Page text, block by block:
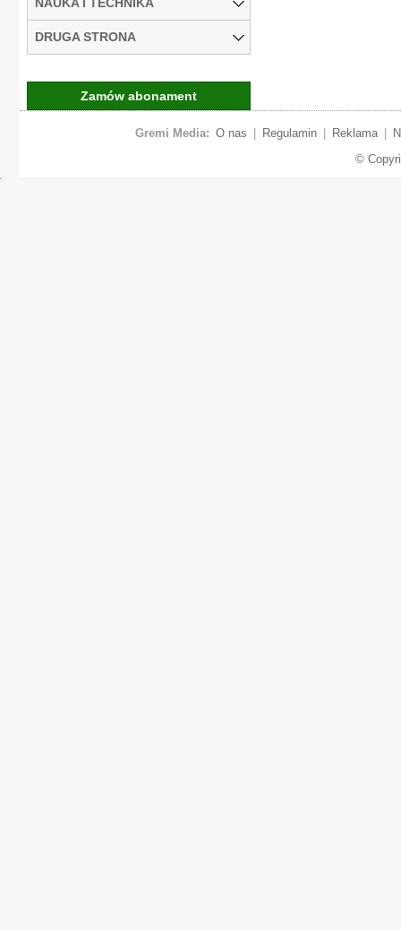
DRUGA STRONA
Zamów abonament
Gremi Media: O nas Regulamin Reklama
©